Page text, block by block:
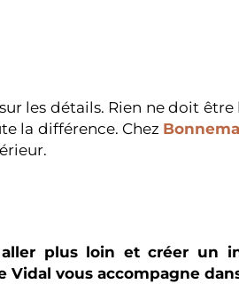
les détails. Rien ne doit
la différence. Chez
plus loin et créer un
vous accompagne